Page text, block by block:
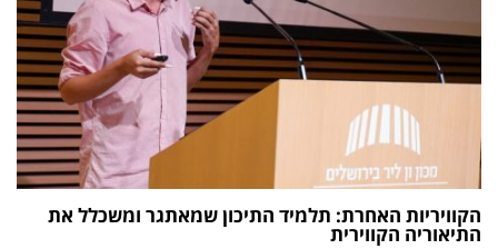
הקוויריות האחרת: תלמיד התיכון שמאתגר ומשכלל את
התיאוריה הקווירית